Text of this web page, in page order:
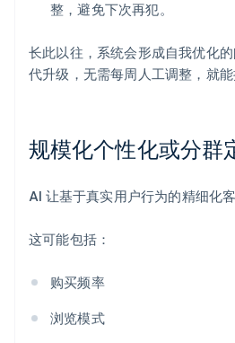
整，避免下次再犯。
长此以往，系统会形成自我优化
代升级，无需每周人工调整，就能
规模化个性化或分群
AI 让基于真实用户行为的精细化
这可能包括：
购买频率
浏览模式